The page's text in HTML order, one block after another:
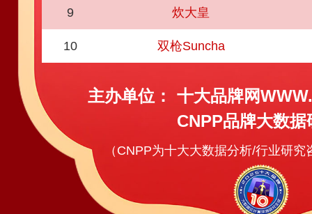
9 炊大皇
10 双枪Suncha
主办单位：
十大品牌网
CNPP品牌大数据
（CNPP为十大大数据分析/行业研